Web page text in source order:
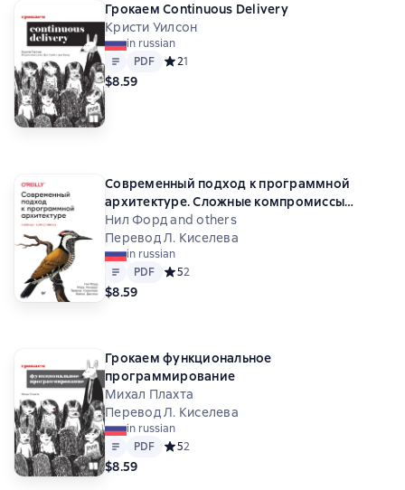
Грокаем Continuous Delivery
Кристи Уилсон
in russian
Text
PDF
PDF Средний рейтинг 2 на основе 1 оценок
21
$8.59
Современный подход к программной
архитектуре. Сложные компромиссы
(+epub)
Нил Форд and others
Перевод Л. Киселева
in russian
Text
PDF
PDF Средний рейтинг 5 на основе 2 оценок
52
$8.59
Грокаем функциональное
программирование
Михал Плахта
Перевод Л. Киселева
in russian
Text
PDF
PDF Средний рейтинг 5 на основе 2 оценок
52
$8.59